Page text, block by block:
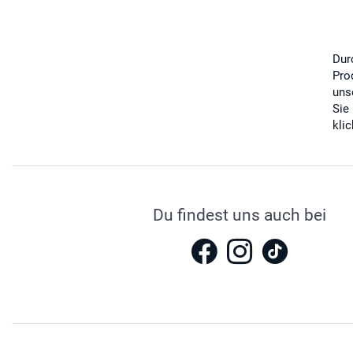
Sie
Du findest uns auch bei